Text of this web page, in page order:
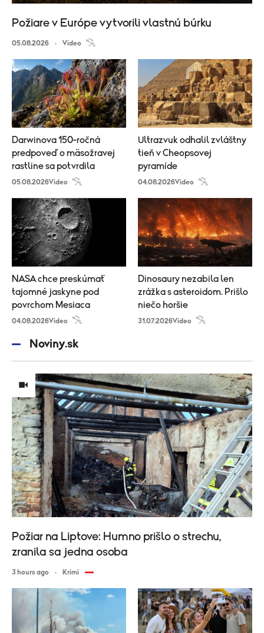
Požiare v Európe vytvorili vlastnú búrku
05.08.2026 Video
Darwinova 150-ročná
predpoveď o mäsožravej
rastline sa potvrdila
05.08.2026Video
Ultrazvuk odhalil zvláštny
tieň v Cheopsovej
pyramíde
04.08.2026Video
NASA chce preskúmať
tajomné jaskyne pod
povrchom Mesiaca
04.08.2026Video
Dinosaury nezabila len
zrážka s asteroidom. Prišlo
niečo horšie
31.07.2026Video
Noviny.sk
Požiar na Liptove: Humno prišlo o strechu,
zranila sa jedna osoba
3 hours ago Krimi